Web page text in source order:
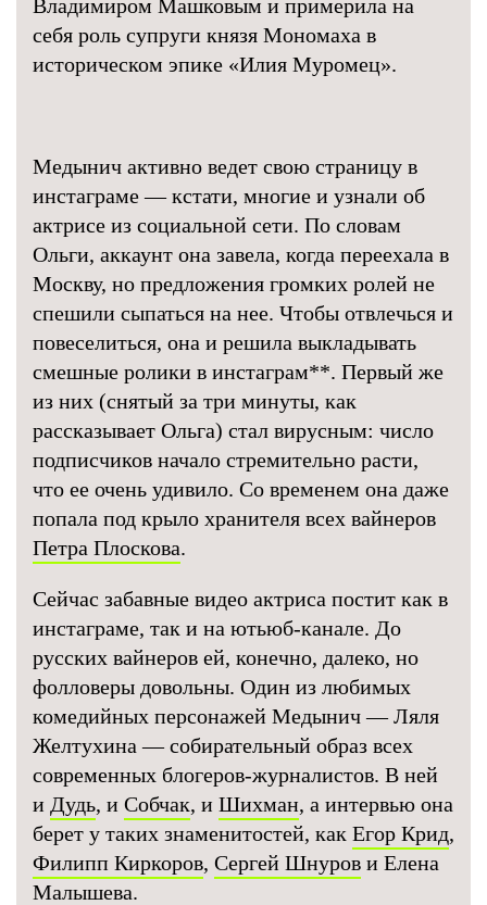
Владимиром Машковым и примерила на
себя роль супруги князя Мономаха в
историческом эпике «Илия Муромец».
Медынич активно ведет свою страницу в
инстаграме — кстати, многие и узнали об
актрисе из социальной сети. По словам
Ольги, аккаунт она завела, когда переехала в
Москву, но предложения громких ролей не
спешили сыпаться на нее. Чтобы отвлечься и
повеселиться, она и решила выкладывать
смешные ролики в инстаграм**. Первый же
из них (снятый за три минуты, как
рассказывает Ольга) стал вирусным: число
подписчиков начало стремительно расти,
что ее очень удивило. Со временем она даже
попала под крыло хранителя всех вайнеров
Петра Плоскова.
Сейчас забавные видео актриса постит как в
инстаграме, так и на ютьюб-канале. До
русских вайнеров ей, конечно, далеко, но
фолловеры довольны. Один из любимых
комедийных персонажей Медынич — Ляля
Желтухина — собирательный образ всех
современных блогеров-журналистов. В ней
и Дудь, и Собчак, и Шихман, а интервью она
берет у таких знаменитостей, как Егор Крид,
Филипп Киркоров, Сергей Шнуров и Елена
Малышева.